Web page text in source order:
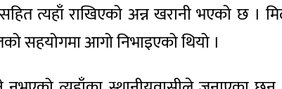
त्यहाँ राखिएको अन्न खरानी भएको छ ।
सहयोगमा आगो निभाइएको थियो ।